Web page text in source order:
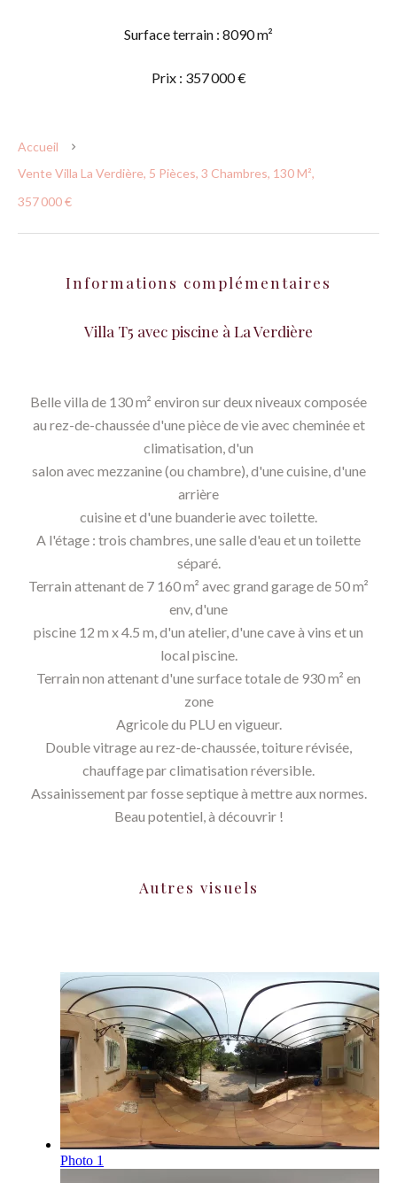
Surface terrain : 8090 m²
Prix : 357 000 €
Accueil
Vente Villa La Verdière, 5 Pièces, 3 Chambres, 130 M²,
357 000 €
Informations complémentaires
Villa T5 avec piscine à La Verdière
Belle villa de 130 m² environ sur deux niveaux composée
au rez-de-chaussée d'une pièce de vie avec cheminée et
climatisation, d'un
salon avec mezzanine (ou chambre), d'une cuisine, d'une
arrière
cuisine et d'une buanderie avec toilette.
A l'étage : trois chambres, une salle d'eau et un toilette
séparé.
Terrain attenant de 7 160 m² avec grand garage de 50 m²
env, d'une
piscine 12 m x 4.5 m, d'un atelier, d'une cave à vins et un
local piscine.
Terrain non attenant d'une surface totale de 930 m² en
zone
Agricole du PLU en vigueur.
Double vitrage au rez-de-chaussée, toiture révisée,
chauffage par climatisation réversible.
Assainissement par fosse septique à mettre aux normes.
Beau potentiel, à découvrir !
Autres visuels